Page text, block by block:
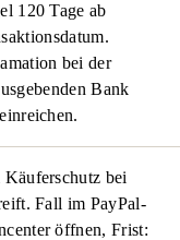
120 Tage ab
bei der
Bank
einreichen.
Käuferschutz bei
Fall im PayPal-
öffnen, Frist: